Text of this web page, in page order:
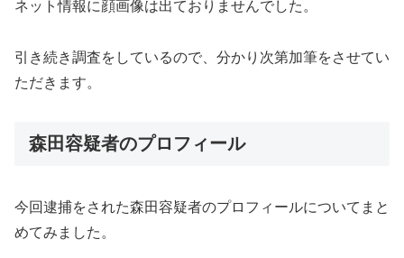
ネット情報に顔画像は出ておりませんでした。
引き続き調査をしているので、分かり次第加筆をさせてい
ただきます。
森田容疑者のプロフィール
今回逮捕をされた森田容疑者のプロフィールについてまと
めてみました。